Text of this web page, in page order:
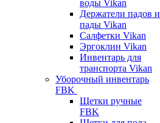
воды Vikan
Держатели падов и
пады Vikan
Салфетки Vikan
Эргоклин Vikan
Инвентарь для
транспорта Vikan
Уборочный инвентарь
FBK
Щетки ручные
FBK